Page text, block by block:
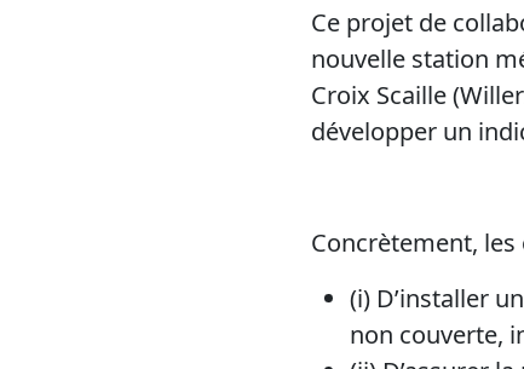
Ce projet de
nouvelle station
Croix Scaille
développer un
Concrètement, les
(i) D’installer
non couverte,